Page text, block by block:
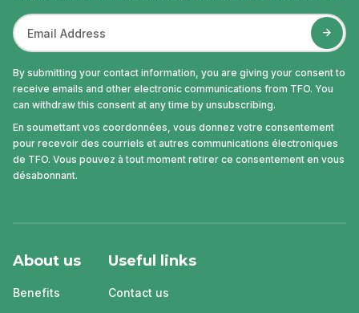
By submitting your contact information, you are giving your consent to
receive emails and other electronic communications from TFO. You
can withdraw this consent at any time by unsubscribing.
En soumettant vos coordonnées, vous donnez votre consentement
pour recevoir des courriels et autres communications électroniques
de TFO. Vous pouvez à tout moment retirer ce consentement en vous
désabonnant.
About us
Benefits
Useful links
Contact us